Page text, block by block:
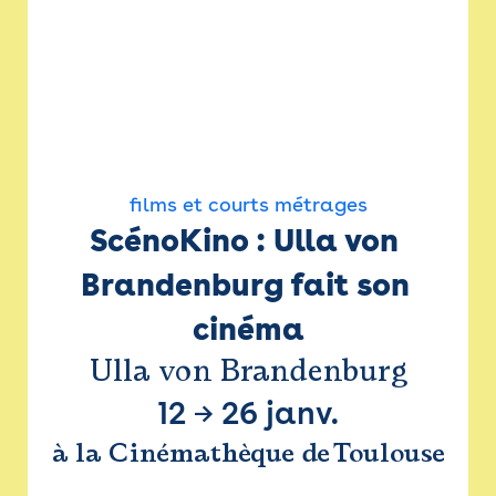
films et courts métrages
ScénoKino : Ulla von
Brandenburg fait son
cinéma
Ulla von Brandenburg
12 → 26 janv.
à la Cinémathèque de Toulouse